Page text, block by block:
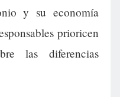
y su economía
prioricen
las diferencias